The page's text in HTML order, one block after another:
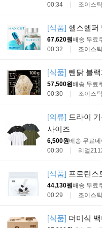
00:34
조이스
[식품] 헬스헬퍼
67,620원배송 무료
00:32
조이스
[식품] 뺀닭 블
57,500원배송 무료
00:30
조이스
[의류] 드라이
사이즈
6,500원배송 무료네
00:30
리얼
[식품] 프로틴스
44,130원배송 무료
00:29
조이스
[식품] 더미식